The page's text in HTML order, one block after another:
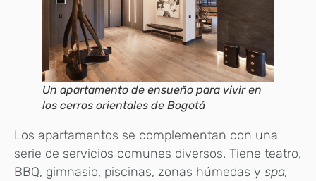
Un apartamento de ensueño para vivir en
los cerros orientales de Bogotá
Los apartamentos se complementan con una
serie de servicios comunes diversos. Tiene teatro,
BBQ, gimnasio, piscinas, zonas húmedas y spa,